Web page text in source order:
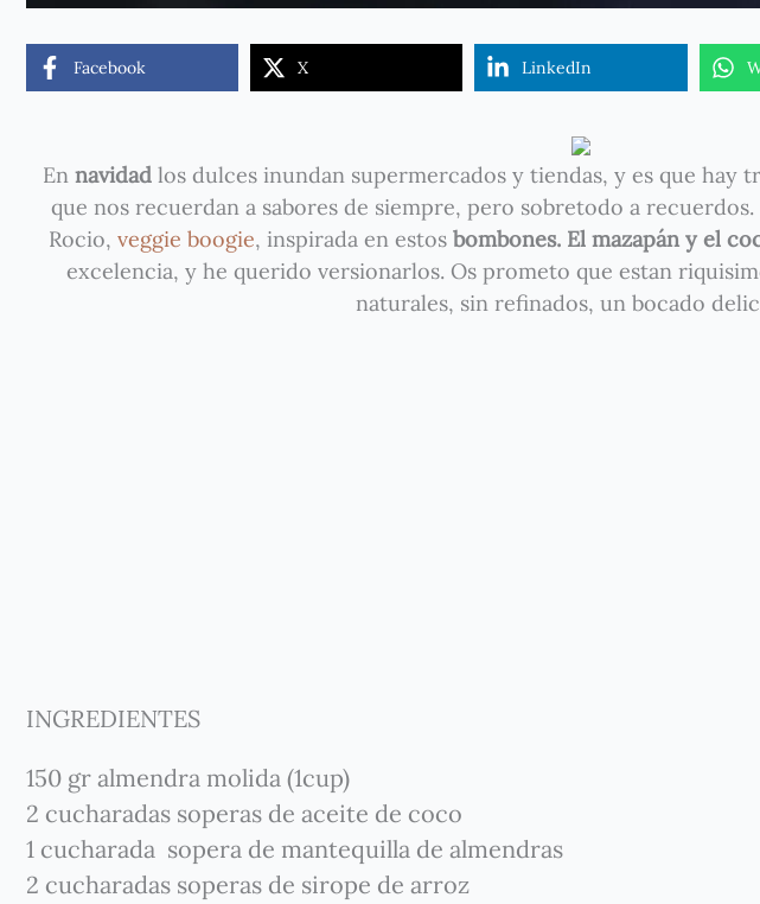
Facebook X LinkedIn
En navidad los dulces inundan supermercados y tiendas, y es que hay
que nos recuerdan a sabores de siempre, pero sobretodo a
Rocio, veggie boogie, inspirada en estos bombones. El mazapán y el
excelencia, y he querido versionarlos. Os prometo que estan
naturales, sin refinados, un bocado
INGREDIENTES
150 gr almendra molida (1cup)
2 cucharadas soperas de aceite de coco
1 cucharada sopera de mantequilla de almendras
2 cucharadas soperas de sirope de arroz